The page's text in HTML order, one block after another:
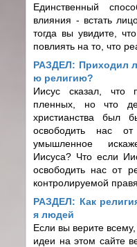
Единственный
влияния - встать
тогда вы увидите,
повлиять на то, что
РАЗДЕЛ: Приходил
ю религию?
Иисус сказал, что
пленных, но что
христианства был
освободить нас
умышленное
Иисуса? Что если
освободить нас от
контролируемой
РАЗДЕЛ: Как
я людей
Если вы верите
идеи на этом сайте